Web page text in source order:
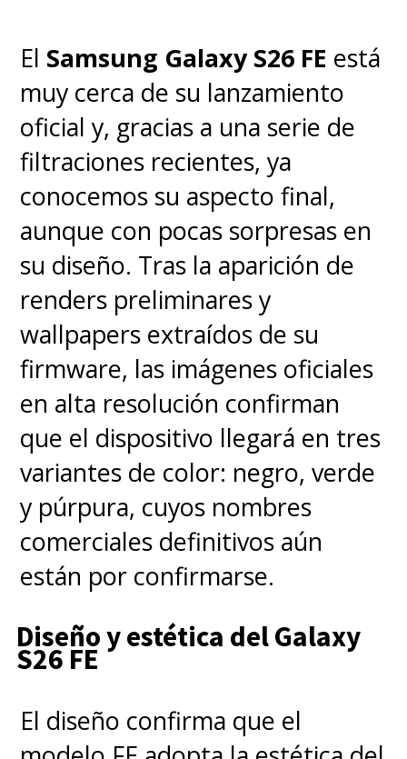
El Samsung Galaxy S26 FE está
muy cerca de su lanzamiento
oficial y, gracias a una serie de
filtraciones recientes, ya
conocemos su aspecto final,
aunque con pocas sorpresas en
su diseño. Tras la aparición de
renders preliminares y
wallpapers extraídos de su
firmware, las imágenes oficiales
en alta resolución confirman
que el dispositivo llegará en tres
variantes de color: negro, verde
y púrpura, cuyos nombres
comerciales definitivos aún
están por confirmarse.
Diseño y estética del Galaxy
S26 FE
El diseño confirma que el